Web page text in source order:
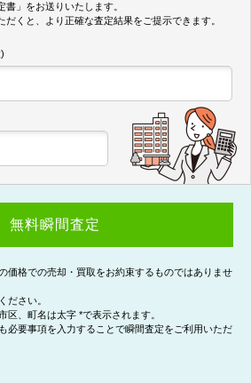
書」 をお送りいたします。
だくと、より正確な査定結果をご提示できます。
無料瞬間査定
価格での売却・買取をお約束するものではありませ
ださい。
区、町名は太字 *で表示されます。
必要事項を入力することで瞬間査定をご利用いただ